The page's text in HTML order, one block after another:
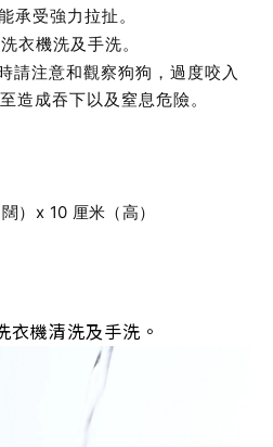
承受強力拉扯。
衣機洗及手洗。
請注意和觀察狗狗，過度咬入
造成吞下以及窒息危險。
）x 10 厘米（高）
衣機清洗及手洗。